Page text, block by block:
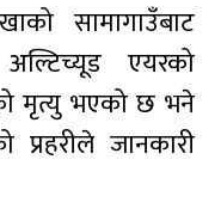
सामागाउँबाट
एयरको
मृत्यु भएको छ भने
जानकारी